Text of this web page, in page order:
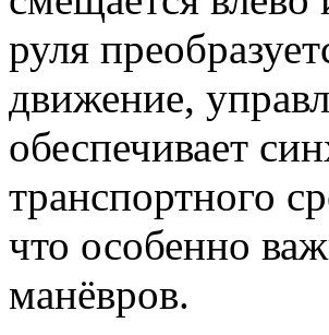
руля
движение,
обеспечивает
транспортного
что особенно
манёвров.